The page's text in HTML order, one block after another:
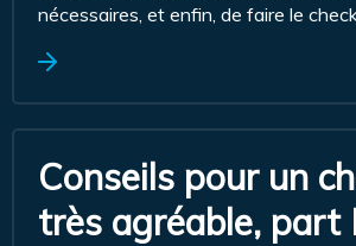
nécessaires, et enfin, de faire le
Conseils pour un
très agréable, part